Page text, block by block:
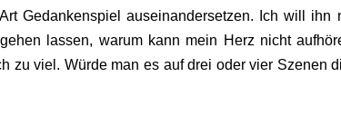
Gedankenspiel auseinandersetzen. Ich will ihn
lassen, warum kann mein Herz nicht
zu viel. Würde man es auf drei oder vier Szenen